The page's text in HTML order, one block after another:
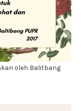
oleh Balitbang